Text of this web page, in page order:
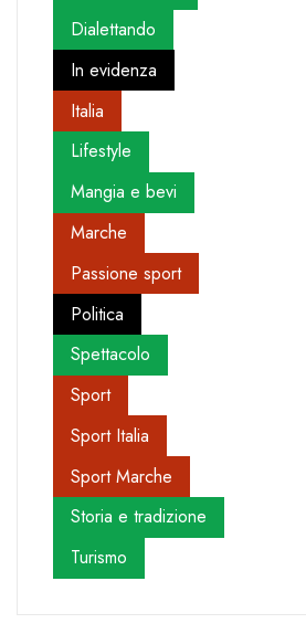
Dialettando
In evidenza
Italia
Lifestyle
Mangia e bevi
Marche
Passione sport
Politica
Spettacolo
Sport
Sport Italia
Sport Marche
Storia e tradizione
Turismo